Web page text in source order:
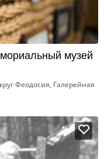
музей
Феодосия, Галерейная